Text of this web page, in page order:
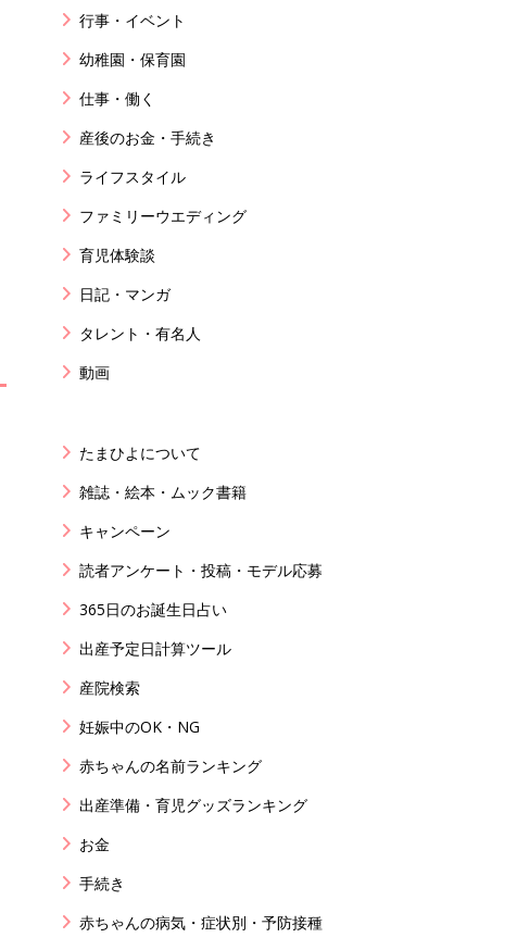
行事・イベント
幼稚園・保育園
仕事・働く
産後のお金・手続き
ライフスタイル
ファミリーウエディング
育児体験談
日記・マンガ
タレント・有名人
動画
たまひよについて
雑誌・絵本・ムック書籍
キャンペーン
読者アンケート・投稿・モデル応募
365日のお誕生日占い
出産予定日計算ツール
産院検索
妊娠中のOK・NG
赤ちゃんの名前ランキング
出産準備・育児グッズランキング
お金
手続き
赤ちゃんの病気・症状別・予防接種